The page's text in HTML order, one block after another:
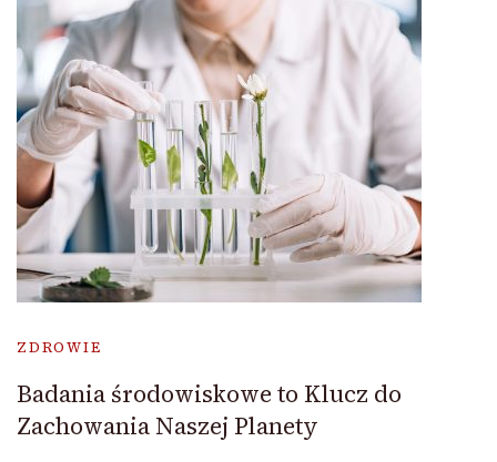
ZDROWIE
Badania środowiskowe to Klucz do
Zachowania Naszej Planety